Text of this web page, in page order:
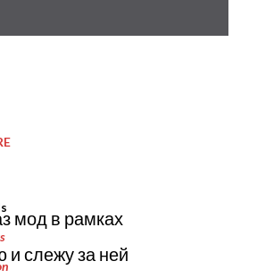
мод в рамках
и слежу за ней